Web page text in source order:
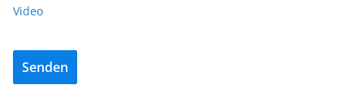
Video
Senden